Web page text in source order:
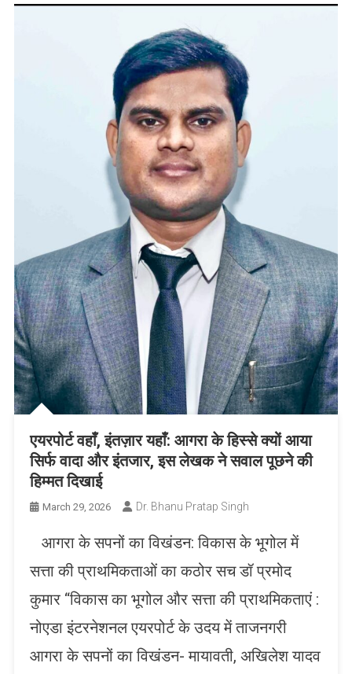
एयरपोर्ट वहाँ, इंतज़ार यहाँ: आगरा के हिस्से क्यों आया
सिर्फ वादा और इंतजार, इस लेखक ने सवाल पूछने की
हिम्मत दिखाई
March 29, 2026 Dr. Bhanu Pratap Singh
आगरा के सपनों का विखंडन: विकास के भूगोल में
सत्ता की प्राथमिकताओं का कठोर सच डॉ प्रमोद
कुमार “विकास का भूगोल और सत्ता की प्राथमिकताएं :
नोएडा इंटरनेशनल एयरपोर्ट के उदय में ताजनगरी
आगरा के सपनों का विखंडन- मायावती, अखिलेश यादव